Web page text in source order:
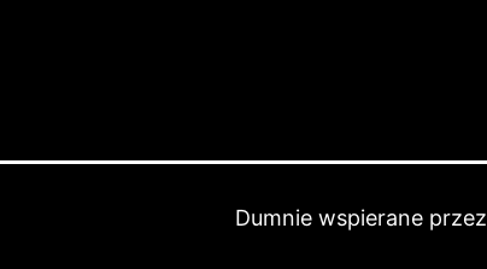
Dumnie wspierane przez